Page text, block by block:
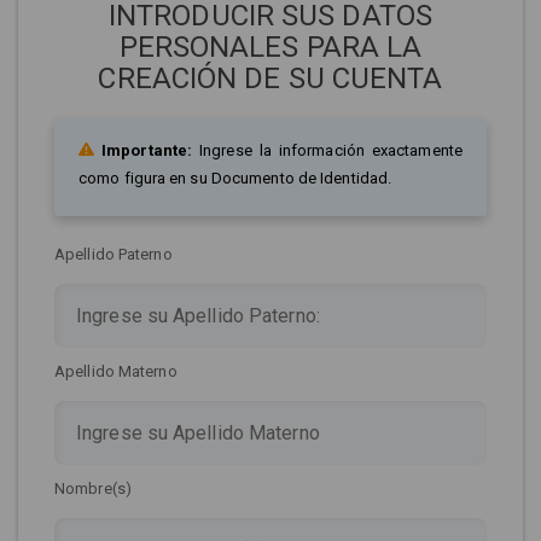
INTRODUCIR SUS DATOS
PERSONALES PARA LA
CREACIÓN DE SU CUENTA
Importante: Ingrese la información exactamente
como figura en su Documento de Identidad.
Apellido Paterno
Apellido Materno
Nombre(s)